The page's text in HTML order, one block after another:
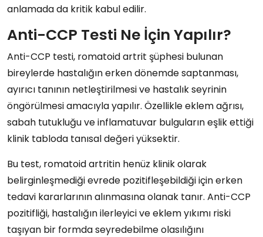
anlamada da kritik kabul edilir.
Anti-CCP Testi Ne İçin Yapılır?
Anti-CCP testi, romatoid artrit şüphesi bulunan
bireylerde hastalığın erken dönemde saptanması,
ayırıcı tanının netleştirilmesi ve hastalık seyrinin
öngörülmesi amacıyla yapılır. Özellikle eklem ağrısı,
sabah tutukluğu ve inflamatuvar bulguların eşlik ettiği
klinik tabloda tanısal değeri yüksektir.
Bu test, romatoid artritin henüz klinik olarak
belirginleşmediği evrede pozitifleşebildiği için erken
tedavi kararlarının alınmasına olanak tanır. Anti-CCP
pozitifliği, hastalığın ilerleyici ve eklem yıkımı riski
taşıyan bir formda seyredebilme olasılığını